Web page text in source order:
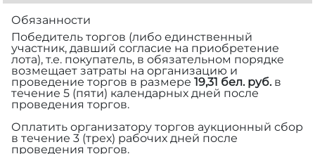
Обязанности
Победитель торгов (либо единственный
участник, давший согласие на приобретение
лота), т.е. покупатель, в обязательном порядке
возмещает затраты на организацию и
проведение торгов в размере 19,31 бел. руб.в
течение 5 (пяти) календарных дней после
проведения торгов.
Оплатить организатору торгов аукционный сбор
в течение 3 (трех) рабочих дней после
проведения торгов.